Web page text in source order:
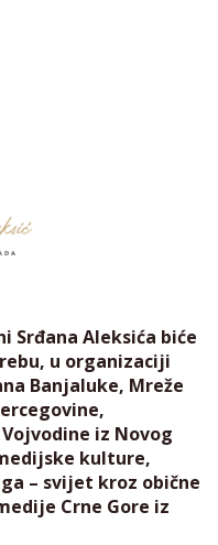
Srđana Aleksića biće
u organizaciji
Banjaluke, Mreže
iz Novog
kulture,
– svijet kroz obične
Crne Gore iz